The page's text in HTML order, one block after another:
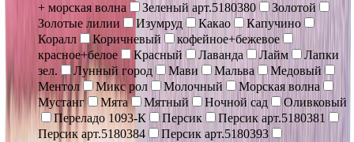
+ морская волна
Зеленый арт.5180380
Золотой
Золотые лилии
Изумруд Какао
Капучино
Коралл
Коричневый
кофейное+бежевое
красное+белое
Красный Лаванда Лайм
Лапки
зел.
Лунный город Мави Мальва
Медовый
Ментол
Микс рол Молочный
Морская волна
Мустанг
Мята Мятный Ночной сад
Оливковый
Переладо 1093-К
Персик
Персик арт.5180381
Персик арт.5180384
Персик арт.5180393